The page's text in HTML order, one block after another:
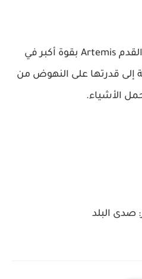
سيتم اختبار قدرات كرة القدم Artemis بقوة أكبر في
إلى قدرتها على النهوض من
الأشياء.
صدى البلد